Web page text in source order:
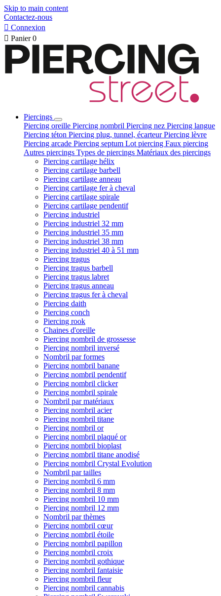
Skip to main content
Contactez-nous
 Connexion
 Panier 0
Piercings
Piercing oreille Piercing nombril Piercing nez Piercing langue
Piercing téton Piercing plug, tunnel, écarteurPiercing lèvre
Piercing arcade Piercing septum Lot piercing Faux piercing
Autres piercings Types de piercings Matériaux des piercings
Piercing cartilage hélix
Piercing cartilage barbell
Piercing cartilage anneau
Piercing cartilage fer à cheval
Piercing cartilage spirale
Piercing cartilage pendentif
Piercing industriel
Piercing industriel 32 mm
Piercing industriel 35 mm
Piercing industriel 38 mm
Piercing industriel 40 à 51 mm
Piercing tragus
Piercing tragus barbell
Piercing tragus labret
Piercing tragus anneau
Piercing tragus fer à cheval
Piercing daith
Piercing conch
Piercing rook
Chaines d'oreille
Piercing nombril de grossesse
Piercing nombril inversé
Nombril par formes
Piercing nombril banane
Piercing nombril pendentif
Piercing nombril clicker
Piercing nombril spirale
Nombril par matériaux
Piercing nombril acier
Piercing nombril titane
Piercing nombril or
Piercing nombril plaqué or
Piercing nombril bioplast
Piercing nombril titane anodisé
Piercing nombril Crystal Evolution
Nombril par tailles
Piercing nombril 6 mm
Piercing nombril 8 mm
Piercing nombril 10 mm
Piercing nombril 12 mm
Nombril par thèmes
Piercing nombril cœur
Piercing nombril étoile
Piercing nombril papillon
Piercing nombril croix
Piercing nombril gothique
Piercing nombril fantaisie
Piercing nombril fleur
Piercing nombril cannabis